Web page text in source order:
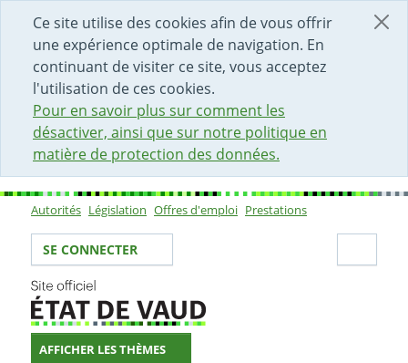
Ce site utilise des cookies afin de vous offrir
une expérience optimale de navigation. En
continuant de visiter ce site, vous acceptez
l'utilisation de ces cookies.
Pour en savoir plus sur comment les
désactiver, ainsi que sur notre politique en
matière de protection des données.
DÉBUT DU CONTENU DE LA PAGE
ACCÈS AU CHAMP DE RECHERCHE
PAGE D'ACCUEIL
FORMULAIRE DE CONTACT
Sous-navigation
Autorités Législation Offres d'emploi Prestations
Votre identité
SE CONNECTER
AFFICHER LES THÈMES